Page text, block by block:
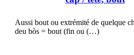
Aussi bout ou extrémité de quelque
deu bòs = bout (fin ou (…)